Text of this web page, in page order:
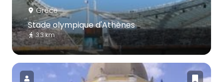
Grèce
Stade olympique d'Athènes
3.3 km